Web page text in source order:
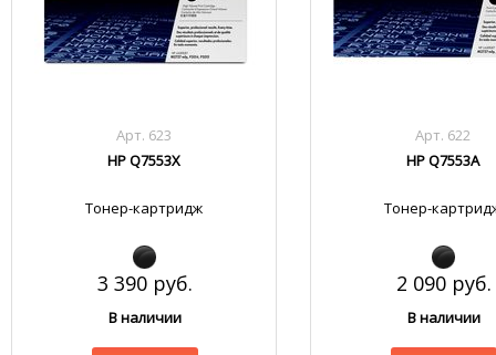
Арт. 623
HP Q7553X
Тонер-картридж
3 390 руб.
В наличии
Арт. 622
HP Q7553A
Тонер-
2 090 руб.
В наличии